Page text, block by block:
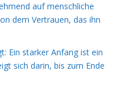
auf menschliche
dem Vertrauen, das ihn
Ein starker Anfang ist ein
sich darin, bis zum Ende